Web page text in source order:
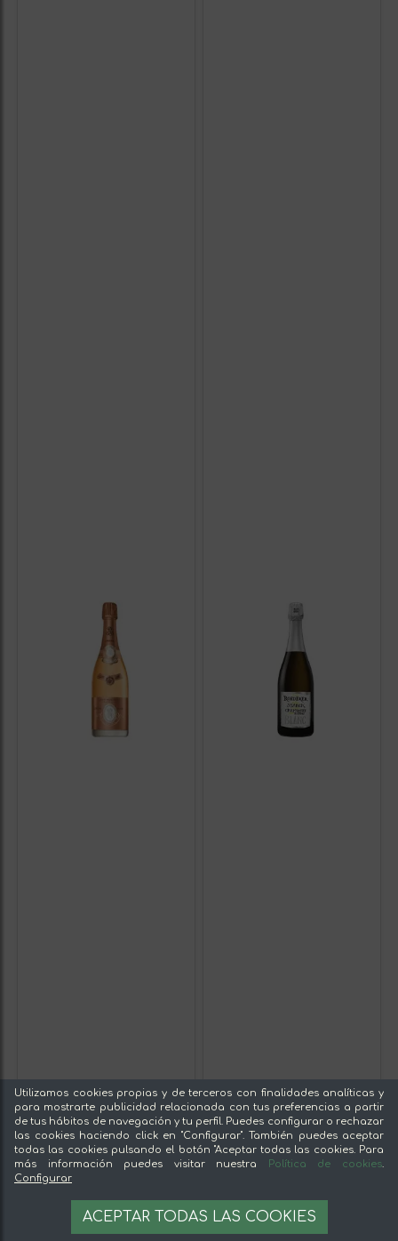
Utilizamos cookies propias y de terceros con finalidades analíticas y
para mostrarte publicidad relacionada con tus preferencias a partir
de tus hábitos de navegación y tu perfil. Puedes configurar o rechazar
las cookies haciendo click en "Configurar". También puedes aceptar
todas las cookies pulsando el botón "Aceptar todas las cookies. Para
más información puedes visitar nuestra
Política de cookies.
Configurar
ACEPTAR TODAS LAS COOKIES